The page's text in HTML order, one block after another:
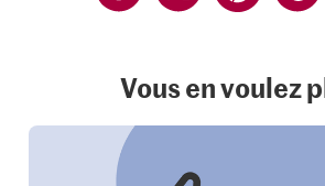
Vous en voulez